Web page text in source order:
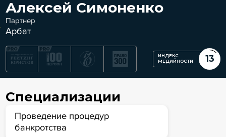
Алексей Симоненко
Партнер
Арбат
ИНДЕКС
МЕДИЙНОСТИ
13
Специализации
Проведение процедур
банкротства